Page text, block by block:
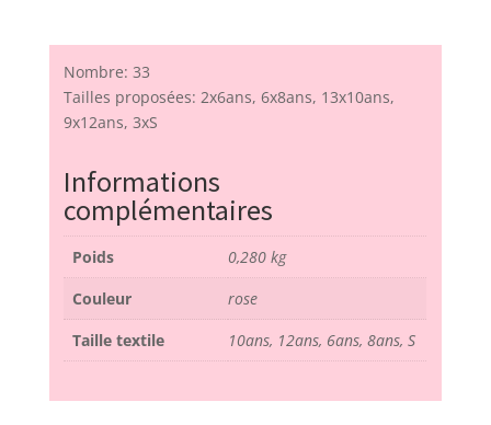
Nombre: 33
Tailles proposées: 2x6ans, 6x8ans, 13x10ans,
9x12ans, 3xS
Informations
complémentaires
Poids
0,280 kg
Couleur
rose
Taille textile
10ans, 12ans, 6ans, 8ans, S